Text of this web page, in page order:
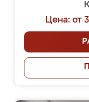
Цена: от